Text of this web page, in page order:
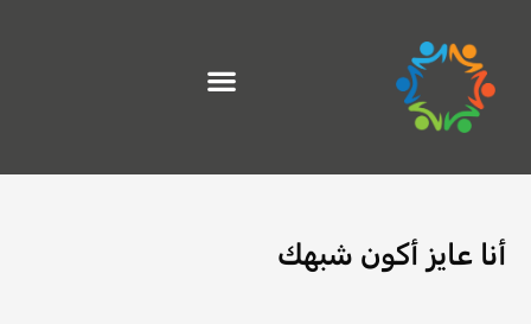
المحتوى
أنا عایز أكون شبهك